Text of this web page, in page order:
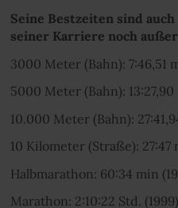
Seine Bestzeiten sind
seiner Karriere noch
3000 Meter (Bahn): 7:46,51
5000 Meter (Bahn): 13:27,90
10.000 Meter (Bahn):
10 Kilometer (Straße): 27:47
Halbmarathon: 60:34 min
Marathon: 2:10:22 Std. (1999)